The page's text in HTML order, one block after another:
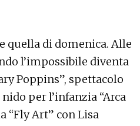
quella di domenica. Alle
l’impossibile diventa
Poppins”, spettacolo
per l’infanzia “Arca
“Fly Art” con Lisa